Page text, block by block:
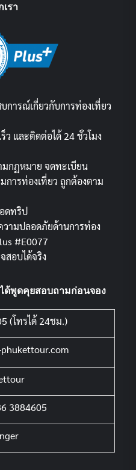
รา
การณ์เกี่ยวกับการท่องเที่ยว
ว และติดต่อได้ 24 ชั่วโมง
กฏหมาย จดทะเบียน
การท่องเที่ยว ถูกต้องตาม
ดทริป
วามปลอดภัยด้านการท่อง
#E0077
สอบได้จริง
ด้พูดคุยสอบถามก่อนจอง
(โทรได้ 24ชม.)
3884605